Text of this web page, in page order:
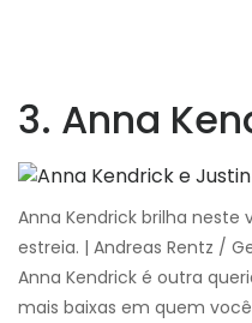
3. Anna
Anna Kendrick brilha neste
estreia. | Andreas Rentz /
Anna Kendrick é outra
mais baixas em quem